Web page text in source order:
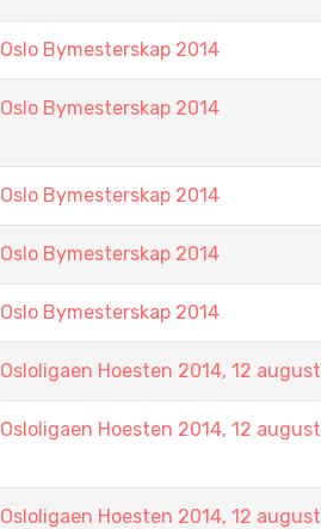
Oslo Bymesterskap 2014
Oslo Bymesterskap 2014
Oslo Bymesterskap 2014
Oslo Bymesterskap 2014
Oslo Bymesterskap 2014
Osloligaen Hoesten 2014, 12 august
Osloligaen Hoesten 2014, 12 august
Osloligaen Hoesten 2014, 12 august